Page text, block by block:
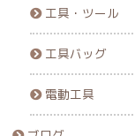
工具・ツール
工具バッグ
電動工具